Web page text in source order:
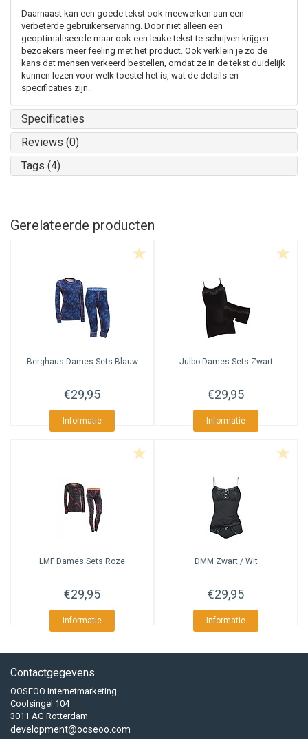
Daarnaast kan een goede tekst ook meewerken aan een
verbeterde gebruikerservaring. Door niet alleen een
geoptimaliseerde maar ook een leuke tekst te schrijven krijgen
bezoekers meer feeling met het product. Ook verklein je zo de
kans dat mensen verkeerd bestellen, omdat ze in de tekst duidelijk
kunnen lezen voor welk toestel het is, wat de details en
specificaties zijn.
Specificaties
Reviews (0)
Tags (4)
Gerelateerde producten
Berghaus Dames Sets Blauw
€29,95
Informatie
JulboDames Sets Zwart
€29,95
Informatie
LMF Dames Sets Roze
€29,95
Informatie
DMM Zwart / Wit
€29,95
Informatie
Contactgegevens
OOSEOO Internetmarketing
Coolsingel 104
3011 AG Rotterdam
development@ooseoo.com